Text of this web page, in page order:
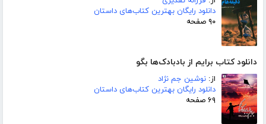
دانلود رایگان بهترین کتاب‌های داستان
۹۰ صفحه
دانلود کتاب برایم از بادبادک‌ها بگو
از: نوشین جم نژاد
دانلود رایگان بهترین کتاب‌های داستان
۶۹ صفحه